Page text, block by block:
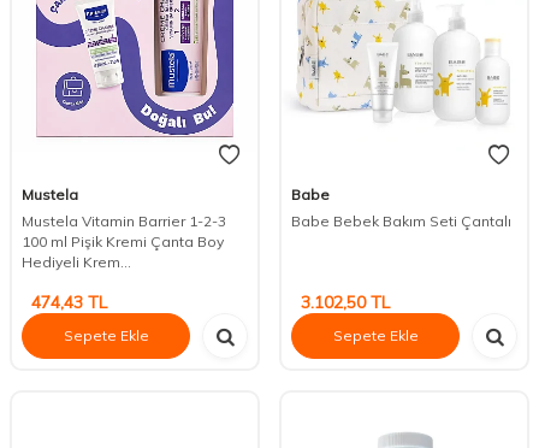
Mustela
Mustela Vitamin Barrier 1-2-3
100 ml Pişik Kremi Çanta Boy
Hediyeli Krem...
474,43 TL
Sepete Ekle
Babe
Babe Bebek Bakım Seti Çantalı
3.102,50TL
Sepete Ekle